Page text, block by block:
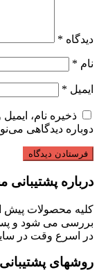
دیدگاه *
نام *
ایمیل *
ذخیره نام،
دوباره دیدگاهی
درباره
کلیه محصولات
بررسی می شود و پس
در اسرع وقت در
روشهای پشتیبانی